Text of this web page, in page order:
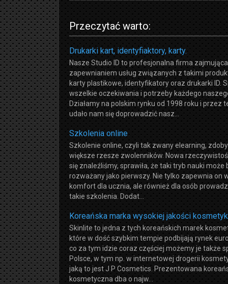
Przeczytać warto:
Drukarki kart, identyfiaktory, karty.
Nasze Studio ID to profesjonalna firma
zapewnianiem usług związanych z takimi
karty plastikowe, identyfikatory oraz drukarki ID.
wszelkie oczekiwania i potrzeby każdego
Działamy na polskim rynku od 1998 roku i przez
udało nam się doprowadzić nasz...
Szkolenia online
Szkolenie online, czyli tak zwany elearning,
większe rzesze zwolenników. Nowa
się znaleźliśmy, sprawiła, że taki tryb nauki może
rozważany jako pierwszy. Nie tylko zapewnia on
komfort dla ucznia, ale również dla osób
takie szkolenia. Dodat...
Koreańska marka wysokiej jakości
Skinlite to jedna z tych koreańskich marek
które w dość szybkim tempie podbijają rynek
co za tym idzie coraz częściej możemy je także
Polsce, w tym np. w internetowej drogerii
jaką to jest J P Cosmetics. Prezentowana
kosmetyczna dba o najw...